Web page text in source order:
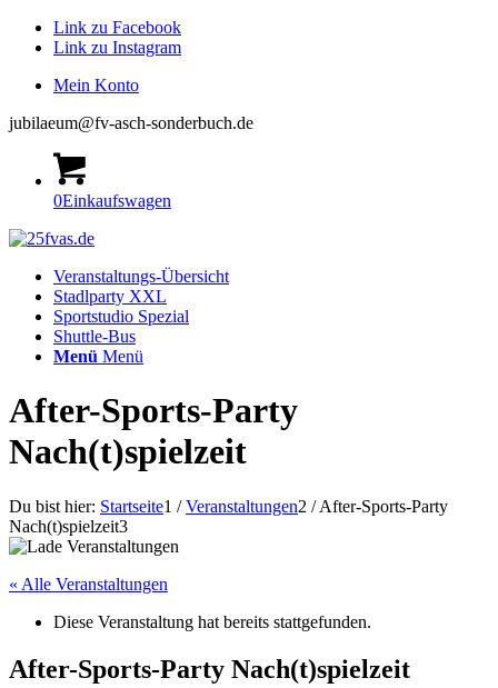
Link zu Facebook
Link zu Instagram
Mein Konto
jubilaeum@fv-asch-sonderbuch.de
0Einkaufswagen
Veranstaltungs-Übersicht
Stadlparty XXL
Sportstudio Spezial
Shuttle-Bus
Menü Menü
After-Sports-Party
Nach(t)spielzeit
Du bist hier: Startseite1 / Veranstaltungen2 / After-Sports-Party
Nach(t)spielzeit3
« Alle Veranstaltungen
Diese Veranstaltung hat bereits stattgefunden.
After-Sports-Party Nach(t)spielzeit